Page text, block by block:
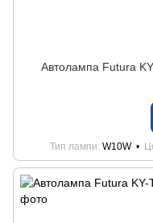
Автолампа Futura
Тип лампи W10W